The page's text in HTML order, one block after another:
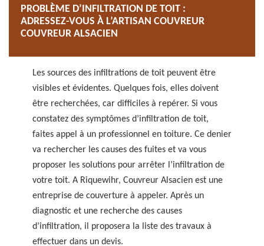
PROBLÈME D’INFILTRATION DE TOIT :
ADRESSEZ-VOUS À L’ARTISAN COUVREUR
COUVREUR ALSACIEN
Les sources des infiltrations de toit peuvent être
visibles et évidentes. Quelques fois, elles doivent
être recherchées, car difficiles à repérer. Si vous
constatez des symptômes d’infiltration de toit,
faites appel à un professionnel en toiture. Ce denier
va rechercher les causes des fuites et va vous
proposer les solutions pour arrêter l’infiltration de
votre toit. A Riquewihr, Couvreur Alsacien est une
entreprise de couverture à appeler. Après un
diagnostic et une recherche des causes
d’infiltration, il proposera la liste des travaux à
effectuer dans un devis.